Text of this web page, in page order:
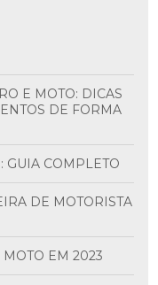
DE FORMA
GUIA COMPLETO
MOTO EM 2023